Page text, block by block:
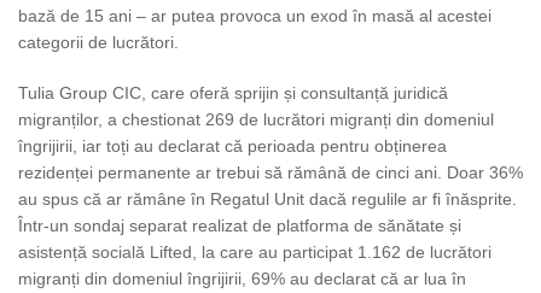
bază de 15 ani – ar putea provoca un exod în masă al acestei
categorii de lucrători.
Tulia Group CIC, care oferă sprijin și consultanță juridică
migranților, a chestionat 269 de lucrători migranți din domeniul
îngrijirii, iar toți au declarat că perioada pentru obținerea
rezidenței permanente ar trebui să rămână de cinci ani. Doar 36%
au spus că ar rămâne în Regatul Unit dacă regulile ar fi înăsprite.
Într-un sondaj separat realizat de platforma de sănătate și
asistență socială Lifted, la care au participat 1.162 de lucrători
migranți din domeniul îngrijirii, 69% au declarat că ar lua în